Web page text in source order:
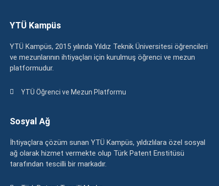
YTÜ Kampüs
YTÜ Kampüs, 2015 yılında Yıldız Teknik Üniversitesi öğrencileri
ve mezunlarının ihtiyaçları için kurulmuş öğrenci ve mezun
platformudur.
YTÜ Öğrenci ve Mezun Platformu
Sosyal Ağ
İhtiyaçlara çözüm sunan YTÜ Kampüs, yıldızlılara özel sosyal
ağ olarak hizmet vermekte olup Türk Patent Enstitüsü
tarafından tescilli bir markadır.